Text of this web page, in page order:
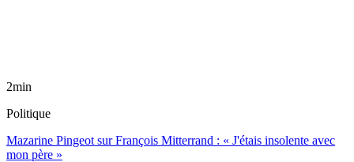
2min
Politique
Mazarine Pingeot sur François Mitterrand : « J'étais insolente avec
mon père »